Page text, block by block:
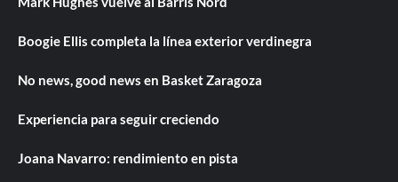
Boogie Ellis completa la línea exterior verdinegra
No news, good news en Basket Zaragoza
Experiencia para seguir creciendo
Joana Navarro: rendimiento en pista